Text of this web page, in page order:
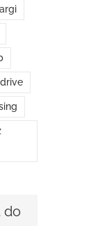
do